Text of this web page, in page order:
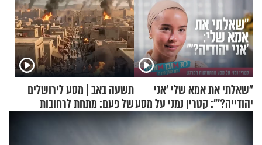
"שאלתי את אמא שלי 'אני
יהודייה?'": קטרין נמני על מסע
ההתחזקות המרגש
תשעה באב | מסע לירושלים
של פעם: מתחת לרחובות
ירושלים